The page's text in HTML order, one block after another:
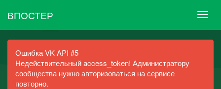
ВПОСТЕР
Ошибка VK API #5
Недействительный access_token! Администратору
сообщества нужно авторизоваться на сервисе
повторно.